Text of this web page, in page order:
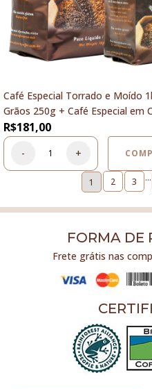
Café Especial Torrado e Moído
Grãos 250g + Café Especial em
R$181,00
- +
1 2 3 …
FORMA DE
Frete grátis nas